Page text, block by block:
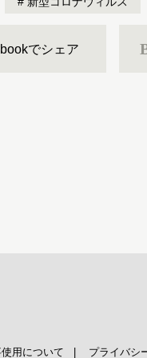
でシェア
用について プライバシ